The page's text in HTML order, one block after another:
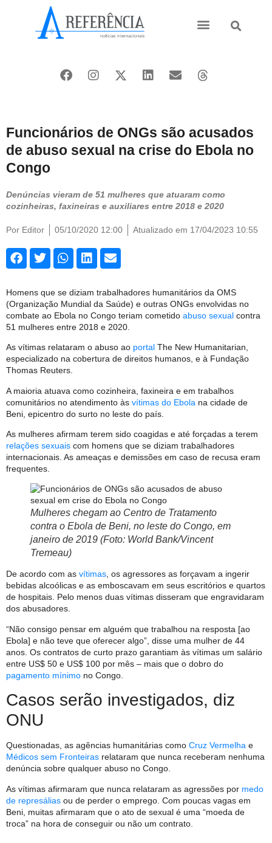
Funcionários de ONGs são acusados
de abuso sexual na crise do Ebola no
Congo
Denúncias vieram de 51 mulheres que atuaram como
cozinheiras, faxineiras e auxiliares entre 2018 e 2020
Por Editor 05/10/2020 12:00 Atualizado em 17/04/2023 10:55
Homens que se diziam trabalhadores humanitários da OMS
(Organização Mundial da Saúde) e outras ONGs envolvidas no
combate ao Ebola no Congo teriam cometido abuso sexual contra
51 mulheres entre 2018 e 2020.
As vítimas relataram o abuso ao portal The New Humanitarian,
especializado na cobertura de direitos humanos, e à Fundação
Thomas Reuters.
A maioria atuava como cozinheira, faxineira e em trabalhos
comunitários no atendimento às vítimas do Ebola na cidade de
Beni, epicentro do surto no leste do país.
As mulheres afirmam terem sido coagidas e até forçadas a terem
relações sexuais com homens que se diziam trabalhadores
internacionais. As ameaças e demissões em caso de recusa eram
frequentes.
Mulheres chegam ao Centro de Tratamento
contra o Ebola de Beni, no leste do Congo, em
janeiro de 2019 (Foto: World Bank/Vincent
Tremeau)
De acordo com as vítimas, os agressores as forçavam a ingerir
bebidas alcoólicas e as emboscavam em seus escritórios e quartos
de hospitais. Pelo menos duas vítimas disseram que engravidaram
dos abusadores.
“Não consigo pensar em alguém que trabalhou na resposta [ao
Ebola] e não teve que oferecer algo”, disse uma mulher de 44
anos. Os contratos de curto prazo garantiam às vítimas um salário
entre US$ 50 e US$ 100 por mês – mais que o dobro do
pagamento mínimo no Congo.
Casos serão investigados, diz
ONU
Questionadas, as agências humanitárias como Cruz Vermelha e
Médicos sem Fronteiras relataram que nunca receberam nenhuma
denúncia sobre qualquer abuso no Congo.
As vítimas afirmaram que nunca relataram as agressões por medo
de represálias ou de perder o emprego. Com poucas vagas em
Beni, muitas afirmaram que o ato de sexual é uma “moeda de
troca” na hora de conseguir ou não um contrato.